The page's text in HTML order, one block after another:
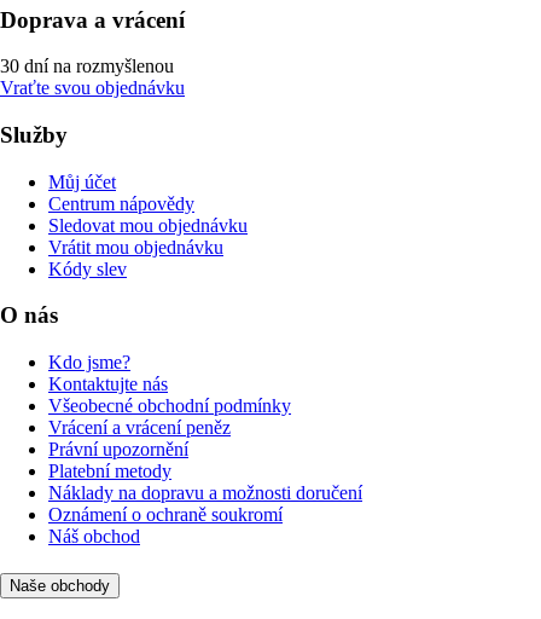
Doprava a vrácení
30 dní na rozmyšlenou
Vraťte svou objednávku
Služby
Můj účet
Centrum nápovědy
Sledovat mou objednávku
Vrátit mou objednávku
Kódy slev
O nás
Kdo jsme?
Kontaktujte nás
Všeobecné obchodní podmínky
Vrácení a vrácení peněz
Právní upozornění
Platební metody
Náklady na dopravu a možnosti doručení
Oznámení o ochraně soukromí
Náš obchod
Naše obchody